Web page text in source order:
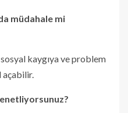
müdahale mi
kaygıya ve problem